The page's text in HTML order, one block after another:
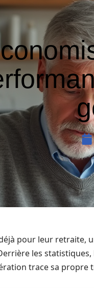
pour leur retraite,
les
trace sa propre